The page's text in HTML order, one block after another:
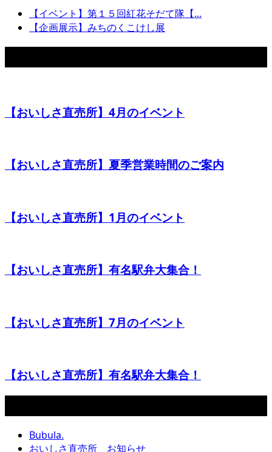
【イベント】第１５回紅花そだて隊【...
【企画展示】みちのくこけし展
【おいしさ直売所】4月のイベント
【おいしさ直売所】夏季営業時間のご案内
【おいしさ直売所】1月のイベント
【おいしさ直売所】有名駅弁大集合！
【おいしさ直売所】7月のイベント
【おいしさ直売所】有名駅弁大集合！
Bubula.
おいしさ直売所 お知らせ